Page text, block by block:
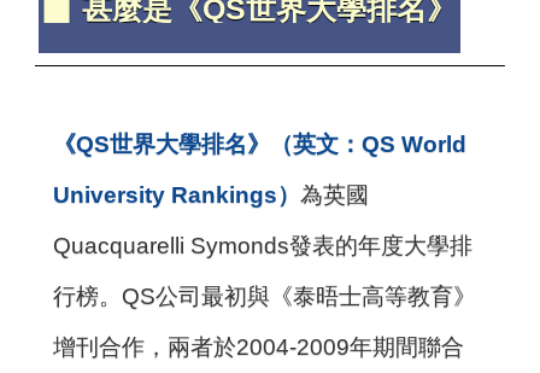
▉ 甚麼是《QS世界大學排名》
《QS世界大學排名》（英文：QS World
University Rankings）為英國
Quacquarelli Symonds發表的年度大學排
行榜。QS公司最初與《泰晤士高等教育》
增刊合作，兩者於2004-2009年期間聯合